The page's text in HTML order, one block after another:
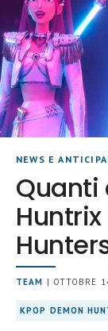
NEWS E
Quanti
TEAM | OTTOBRE
KPOP DEMON